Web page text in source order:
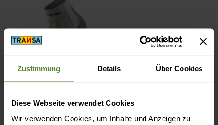
Zustimmung Details Über Cookies
Diese Webseite verwendet Cookies
Wir verwenden Cookies, um Inhalte und Anzeigen zu
Linen Ankle
CHF